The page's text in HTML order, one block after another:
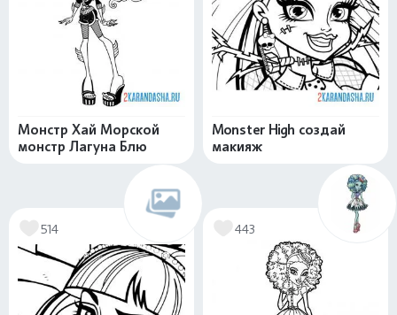
Монстр Хай Морской
монстр Лагуна Блю
Monster High создай
макияж
514 443